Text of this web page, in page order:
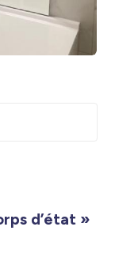
d’état »